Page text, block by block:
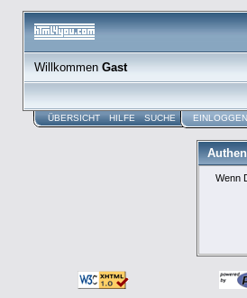
WillkommenGast
ÜBERSICHT HILFE SUCHE EINLOGGEN
Wenn